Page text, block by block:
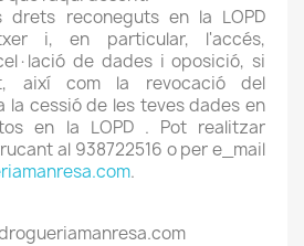
drets reconeguts en la LOPD
i, en particular, l'accés,
de dades i oposició, si
així com la revocació del
la cessió de les teves dades en
en la LOPD . Pot realitzar
al 938722516 o per e_mail
.